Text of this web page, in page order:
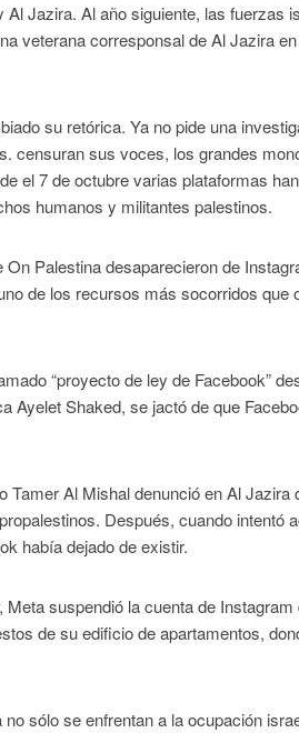
Jazira. Al año siguiente, las fuerzas
veterana corresponsal de Al Jazira
su retórica. Ya no pide una
censuran sus voces, los grandes
el 7 de octubre varias plataformas
humanos y militantes palestinos.
Palestina desaparecieron de
de los recursos más socorridos
“proyecto de ley de Facebook”
Ayelet Shaked, se jactó de que
Tamer Al Mishal denunció en Al
Después, cuando intentó
había dejado de existir.
Meta suspendió la cuenta de
de su edificio de apartamentos,
sólo se enfrentan a la ocupación